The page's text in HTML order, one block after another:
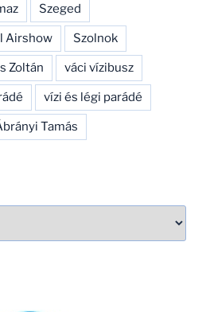
Szeged
Airshow Szolnok
Zoltán váci vízibusz
vízi és légi parádé
Tamás